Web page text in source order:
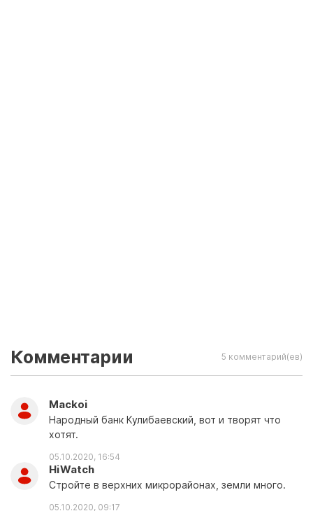
Комментарии 5 комментарий(ев)
Mackoi
Народный банк Кулибаевский, вот и творят что
хотят.
05.10.2020, 16:54
HiWatch
Стройте в верхних микрорайонах, земли много.
05.10.2020, 09:17